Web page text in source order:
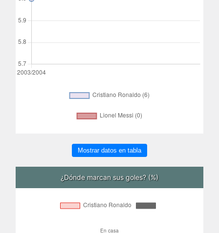
Mostrar datos en tabla
¿Dónde marcan sus goles? (%)